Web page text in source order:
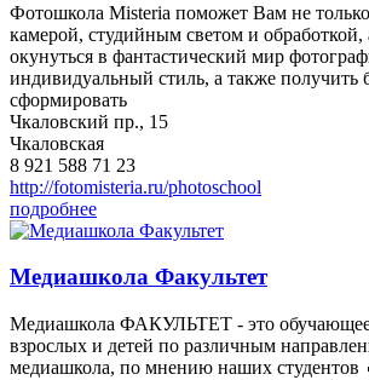
Фотошкола Misteria поможет Вам не
камерой, студийным светом и
окунуться в фантастический мир
индивидуальный стиль, а также
сформировать
Чкаловский пр., 15
Чкаловская
8 921 588 71 23
http://fotomisteria.ru/photoschool
подробнее
Медиашкола Факультет
Медиашкола ФАКУЛЬТЕТ - это обучающее
взрослых и детей по различным
медиашкола, по мнению наших студентов